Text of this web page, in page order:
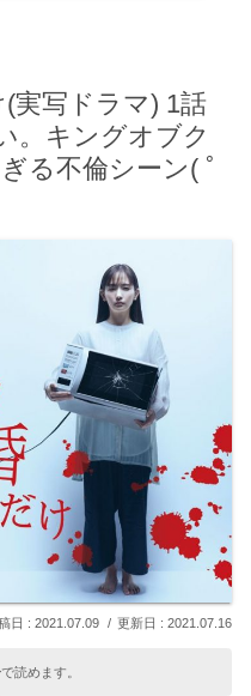
実写ドラマ) 1話
。キングオブク
る不倫シーン( ﾟ
2021.07.09 2021.07.16
で読めます。